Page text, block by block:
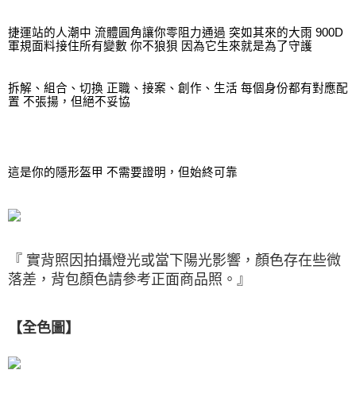
捷運站的人潮中 流體圓角讓你零阻力通過 突如其來的大雨 900D
軍規面料接住所有變數 你不狼狽 因為它生來就是為了守護
拆解、組合、切換 正職、接案、創作、生活 每個身份都有對應配
置 不張揚，但絕不妥協
這是你的隱形盔甲 不需要證明，但始終可靠
『 實背照因拍攝燈光或當下陽光影響，顏色存在些微
落差，背包顏色請參考正面商品照。』
【全色圖 】